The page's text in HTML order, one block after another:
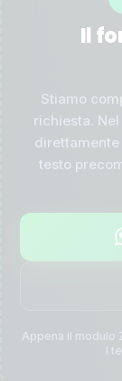
Il
Stiamo
richiesta.
testo
Appena il modulo
I